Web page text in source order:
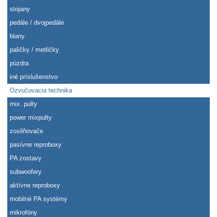
stojany
pedále / dvojpedále
blany
paličky / metličky
púzdra
iné príslušenstvo
Ozvučovacia technika
mix. pulty
power mixpulty
zosilňovače
pasívne reproboxy
PA zostavy
subwoofery
aktívne reproboxy
mobilné PA systémy
mikrofóny